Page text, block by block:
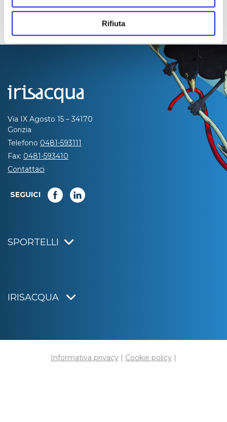
Rifiuta
Via IX Agosto 15 – 34170
Gorizia
Telefono 0481-593111
Fax: 0481-593410
Contattaci
SEGUICI
SPORTELLI
IRISACQUA
Informativa privacy | Cookie policy |